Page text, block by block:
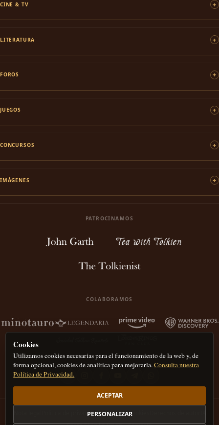
CINE & TV
LITERATURA
FOROS
JUEGOS
CONCURSOS
IMÁGENES
PATROCINAMOS
COLABORAMOS
Política de privacidadPolítica de Cookies
Cookies
Utilizamos cookies necesarias para el funcionamiento de la web y, de
forma opcional, cookies de analítica para mejorarla.Consulta nuestra
Política de Privacidad.
ACEPTAR
PERSONALIZAR